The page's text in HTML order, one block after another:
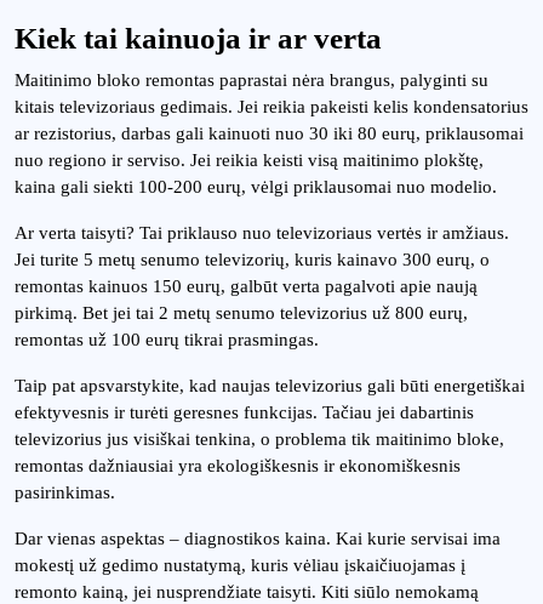
Kiek tai kainuoja ir ar verta
Maitinimo bloko remontas paprastai nėra brangus, palyginti su
kitais televizoriaus gedimais. Jei reikia pakeisti kelis kondensatorius
ar rezistorius, darbas gali kainuoti nuo 30 iki 80 eurų, priklausomai
nuo regiono ir serviso. Jei reikia keisti visą maitinimo plokštę,
kaina gali siekti 100-200 eurų, vėlgi priklausomai nuo modelio.
Ar verta taisyti? Tai priklauso nuo televizoriaus vertės ir amžiaus.
Jei turite 5 metų senumo televizorių, kuris kainavo 300 eurų, o
remontas kainuos 150 eurų, galbūt verta pagalvoti apie naują
pirkimą. Bet jei tai 2 metų senumo televizorius už 800 eurų,
remontas už 100 eurų tikrai prasmingas.
Taip pat apsvarstykite, kad naujas televizorius gali būti energetiškai
efektyvesnis ir turėti geresnes funkcijas. Tačiau jei dabartinis
televizorius jus visiškai tenkina, o problema tik maitinimo bloke,
remontas dažniausiai yra ekologiškesnis ir ekonomiškesnis
pasirinkimas.
Dar vienas aspektas – diagnostikos kaina. Kai kurie servisai ima
mokestį už gedimo nustatymą, kuris vėliau įskaičiuojamas į
remonto kainą, jei nusprendžiate taisyti. Kiti siūlo nemokamą